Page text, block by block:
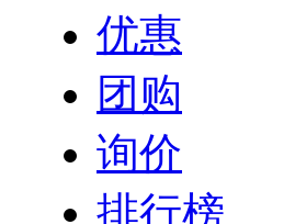
优惠
团购
询价
排行榜